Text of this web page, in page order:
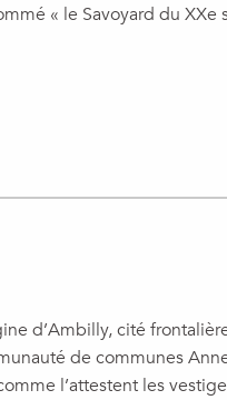
« le Savoyard du XXe
d’Ambilly, cité
de communes
l’attestent les